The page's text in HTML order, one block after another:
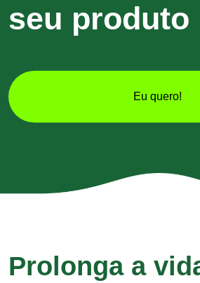
seu produto
Eu quero!
Prolonga a